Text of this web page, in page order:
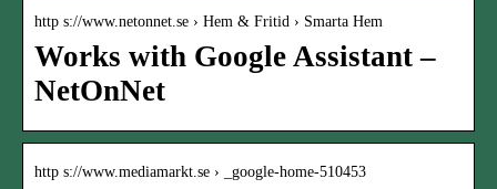
http s://www.netonnet.se › Hem & Fritid › Smarta Hem
Works with Google Assistant –
NetOnNet
http s://www.mediamarkt.se › _google-home-510453